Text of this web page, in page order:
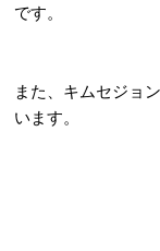
です。
また、キムセジョ
います。